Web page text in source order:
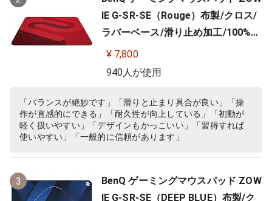
IE G-SR-SE（Rouge）布製/クロス/
ラバーベース/滑り止め加工/100%フ
ルフラット/3.5mm
¥ 7,800
940人が使用
「バランスが絶妙です」「滑りと止まり具合が良い」「操
作が直感的にできる」「耐久性が向上している」「初動が
軽く扱いやすい」「デザインもかっこいい」「習得すれば
使いやすい」「一般的に信頼があります」
3
BenQ ゲーミングマウスパッド ZOW
IE G-SR-SE（DEEP BLUE）布製/ク